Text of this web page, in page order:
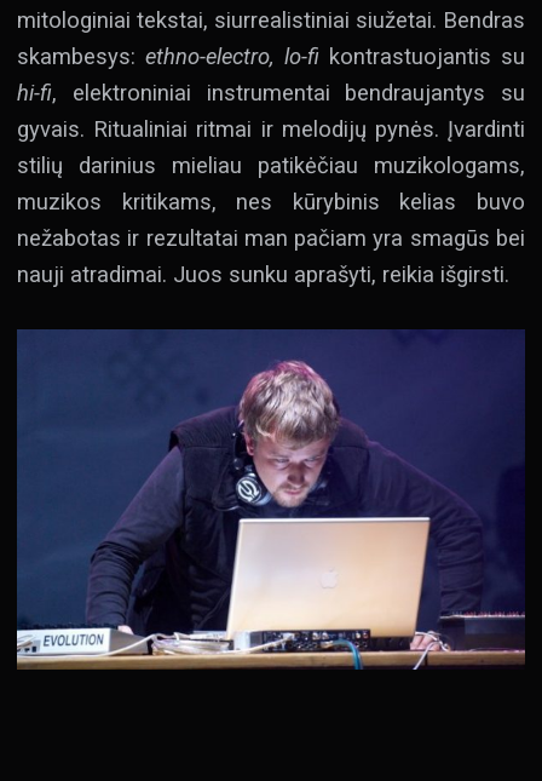
mitologiniai tekstai, siurrealistiniai siužetai. Bendras
skambesys: ethno-electro, lo-fi kontrastuojantis su
hi-fi, elektroniniai instrumentai bendraujantys su
gyvais. Ritualiniai ritmai ir melodijų pynės. Įvardinti
stilių darinius mieliau patikėčiau muzikologams,
muzikos kritikams, nes kūrybinis kelias buvo
nežabotas ir rezultatai man pačiam yra smagūs bei
nauji atradimai. Juos sunku aprašyti, reikia išgirsti.